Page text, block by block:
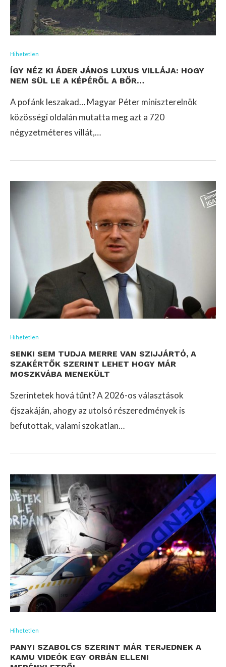
Hihetetlen
ÍGY NÉZ KI ÁDER JÁNOS LUXUS VILLÁJA: HOGY
NEM SÜL LE A KÉPÉRŐL A BŐR…
A pofánk leszakad… Magyar Péter miniszterelnök
közösségi oldalán mutatta meg azt a 720
négyzetméteres villát,…
Hihetetlen
SENKI SEM TUDJA MERRE VAN SZIJJÁRTÓ, A
SZAKÉRTŐK SZERINT LEHET HOGY MÁR
MOSZKVÁBA MENEKÜLT
Szerintetek hová tűnt? A 2026-os választások
éjszakáján, ahogy az utolsó részeredmények is
befutottak, valami szokatlan…
Hihetetlen
PANYI SZABOLCS SZERINT MÁR TERJEDNEK A
KAMU VIDEÓK EGY ORBÁN ELLENI